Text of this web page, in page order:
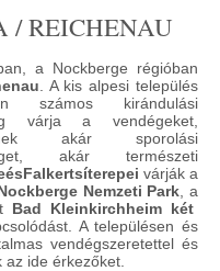
REICHENAU
a Nockberge régióban
. A kis alpesi település
számos kirándulási
várja a vendégeket,
akár sporolási
akár természeti
ésFalkertsíterepei várják a
Nemzeti Park , a
Bad Kleinkirchheim két
A településen és
vendégszeretettel és
ide érkezőket.